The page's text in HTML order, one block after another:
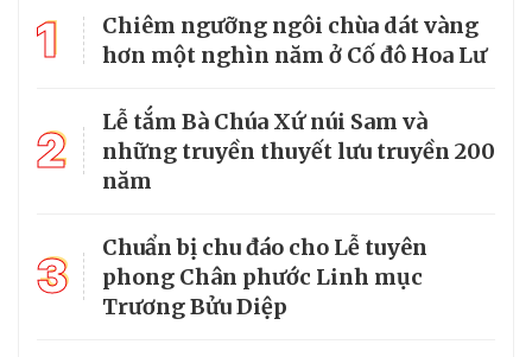
1
Chiêm ngưỡng ngôi chùa dát vàng
hơn một nghìn năm ở Cố đô Hoa Lư
2
Lễ tắm Bà Chúa Xứ núi Sam và
những truyền thuyết lưu truyền 200
năm
3
Chuẩn bị chu đáo cho Lễ tuyên
phong Chân phước Linh mục
Trương Bửu Diệp